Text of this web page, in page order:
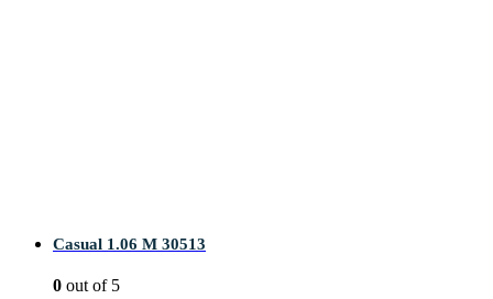
Casual 1.06 M 30513
0 out of 5